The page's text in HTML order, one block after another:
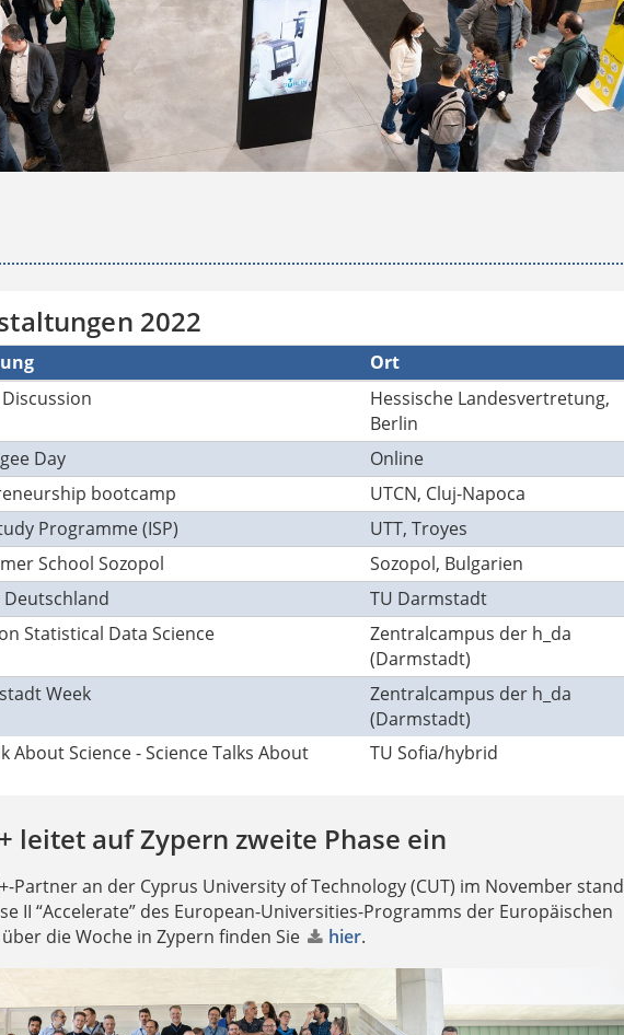
2022
Ort
Hessische Landesvertretung,
Berlin
Day
Online
bootcamp
UTCN, Cluj-Napoca
Programme (ISP)
UTT, Troyes
School Sozopol
Sozopol, Bulgarien
TU Darmstadt
Statistical Data Science
Zentralcampus der h_da
(Darmstadt)
Week
Zentralcampus der h_da
(Darmstadt)
About Science - Science Talks About
TU Sofia/hybrid
leitet auf Zypern zweite Phase ein
Partner an der Cyprus University of Technology (CUT) im November stand
II “Accelerate” des European-Universities-Programms der Europäischen
die Woche in Zypern finden Sie
hier.